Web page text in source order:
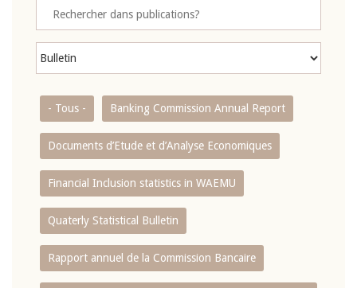
- Tous - Banking Commission Annual Report
Documents d’Etude et d’Analyse Economiques
Financial Inclusion statistics in WAEMU
Quaterly Statistical Bulletin
Rapport annuel de la Commission Bancaire